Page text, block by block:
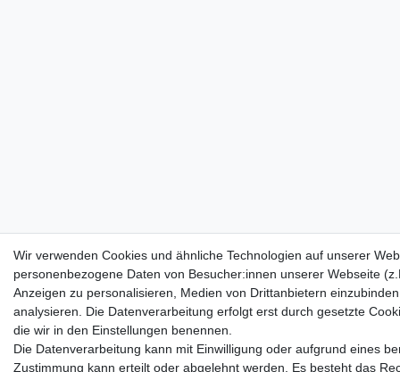
Wir verwenden Cookies und ähnliche Technologien auf unserer
personenbezogene Daten von Besucher:innen unserer Webseite
Anzeigen zu personalisieren, Medien von Drittanbietern
analysieren. Die Datenverarbeitung erfolgt erst durch gesetzte
die wir in den Einstellungen benennen.
Die Datenverarbeitung kann mit Einwilligung oder aufgrund eines
Zustimmung kann erteilt oder abgelehnt werden. Es besteht das